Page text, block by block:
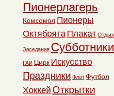
Пионерлагерь
Комсомол Пионеры
Октябрята Плакат Отдых
Заседания Субботники
ГАИ Цирк Искусство
Праздники Флот Футбол
Хоккей Открытки